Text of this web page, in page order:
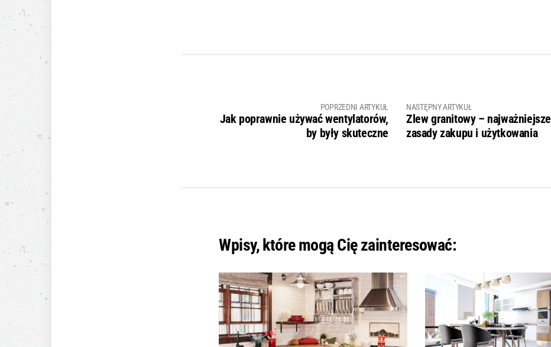
POPRZEDNI ARTYKUŁ
Jak poprawnie używać wentylatorów,
by były skuteczne
NASTĘPNY ARTYKUŁ
Zlew granitowy – najważniejsze
zasady zakupu i użytkowania
Wpisy, które mogą Cię zainteresować: